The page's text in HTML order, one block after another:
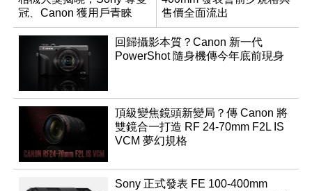
冠、Canon 獲用戶青睞
售價全面流出
回歸攝影本質？Canon 新一代
PowerShot 隨身機傳今年底前現身
頂級變焦鏡頭新變局？傳 Canon 將
雙鏡合一打造 RF 24-70mm F2L IS
VCM 夢幻規格
Sony 正式發表 FE 100-400mm